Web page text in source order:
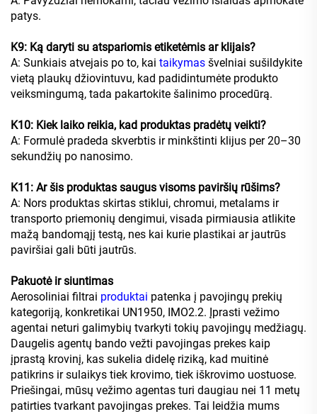
patys.
K9: Ką daryti su atspariomis etiketėmis ar klijais?
A: Sunkiais atvejais po to, kai taikymas švelniai sušildykite
vietą plaukų džiovintuvu, kad padidintumėte produkto
veiksmingumą, tada pakartokite šalinimo procedūrą.
K10: Kiek laiko reikia, kad produktas pradėtų veikti?
A: Formulė pradeda skverbtis ir minkštinti klijus per 20–30
sekundžių po nanosimo.
K11: Ar šis produktas saugus visoms paviršių rūšims?
A: Nors produktas skirtas stiklui, chromui, metalams ir
transporto priemonių dengimui, visada pirmiausia atlikite
mažą bandomąjį testą, nes kai kurie plastikai ar jautrūs
paviršiai gali būti jautrūs.
Pakuotė ir siuntimas
Aerosoliniai filtrai produktai patenka į pavojingų prekių
kategoriją, konkretikai UN1950, IMO2.2. Įprasti vežimo
agentai neturi galimybių tvarkyti tokių pavojingų medžiagų.
Daugelis agentų bando vežti pavojingas prekes kaip
įprastą krovinį, kas sukelia didelę riziką, kad muitinė
patikrins ir sulaikys tiek krovimo, tiek iškrovimo uostuose.
Priešingai, mūsų vežimo agentas turi daugiau nei 11 metų
patirties tvarkant pavojingas prekes. Tai leidžia mums